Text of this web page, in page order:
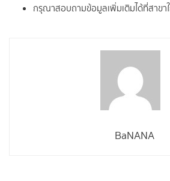
กรุณาสอบถามข้อมูลเพิ่มเติมได้ที่สาขา
BaNANA